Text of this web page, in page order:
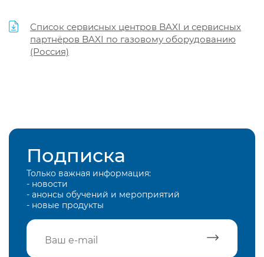
Список сервисных центров BAXI и сервисных
партнёров BAXI по газовому оборудованию
(Россия)
Подписка
Только важная информация:
- новости
- анонсы обучений и мероприятий
- новые продукты